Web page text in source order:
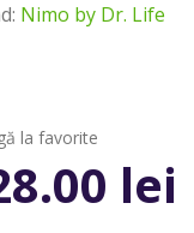
Nimo by Dr. Life
la favorite
lei